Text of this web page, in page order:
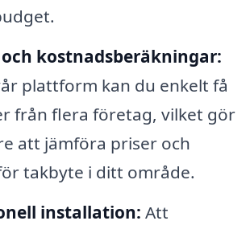
kostnadsberäkningar:
plattform kan du enkelt få
från flera företag, vilket gör
att jämföra priser och
takbyte i ditt område.
installation: Att